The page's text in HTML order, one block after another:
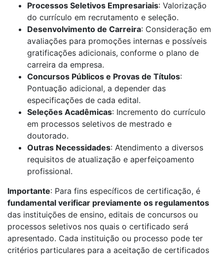
Processos Seletivos Empresariais: Valorização
do currículo em recrutamento e seleção.
Desenvolvimento de Carreira: Consideração em
avaliações para promoções internas e possíveis
gratificações adicionais, conforme o plano de
carreira da empresa.
Concursos Públicos e Provas de Títulos:
Pontuação adicional, a depender das
especificações de cada edital.
Seleções Acadêmicas: Incremento do currículo
em processos seletivos de mestrado e
doutorado.
Outras Necessidades: Atendimento a diversos
requisitos de atualização e aperfeiçoamento
profissional.
Importante: Para fins específicos de certificação, é
fundamental verificar previamente os regulamentos
das instituições de ensino, editais de concursos ou
processos seletivos nos quais o certificado será
apresentado. Cada instituição ou processo pode ter
critérios particulares para a aceitação de certificados